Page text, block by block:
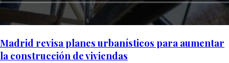
Madrid revisa planes urbanísticos para aumentar
la construcción de viviendas